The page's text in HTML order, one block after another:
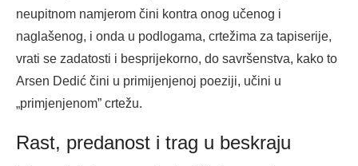
neupitnom namjerom čini kontra onog učenog i
naglašenog, i onda u podlogama, crtežima za tapiserije,
vrati se zadatosti i besprijekorno, do savršenstva, kako to
Arsen Dedić čini u primijenjenoj poeziji, učini u
„primjenjenom” crtežu.
Rast, predanost i trag u beskraju